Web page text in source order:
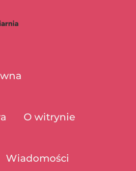
O witrynie
Wiadomości